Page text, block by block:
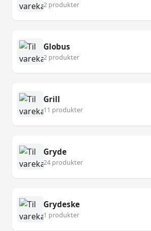
2 produkter
Globus
2 produkter
Grill
11 produkter
Gryde
24 produkter
Grydeske
1 produkter